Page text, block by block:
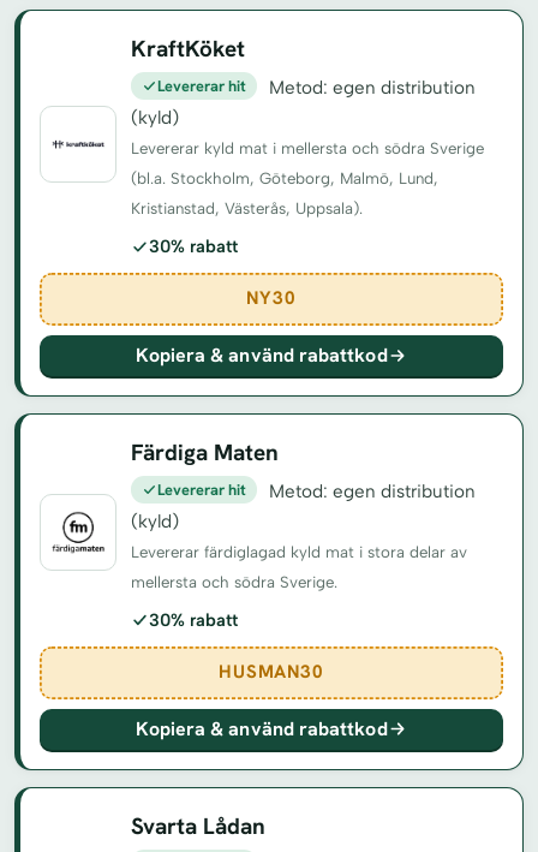
KraftKöket
Levererar hit
Metod: egen distribution
(kyld)
Levererar kyld mat i mellersta och södra Sverige
(bl.a. Stockholm, Göteborg, Malmö, Lund,
Kristianstad, Västerås, Uppsala).
30% rabatt
NY30
Kopiera & använd rabattkod
Färdiga Maten
Levererar hit
Metod: egen distribution
(kyld)
Levererar färdiglagad kyld mat i stora delar av
mellersta och södra Sverige.
30% rabatt
HUSMAN30
Kopiera & använd rabattkod
Svarta Lådan